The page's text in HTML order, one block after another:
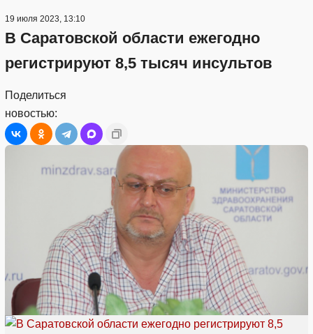
19 июля 2023, 13:10
В Саратовской области ежегодно
регистрируют 8,5 тысяч инсультов
Поделиться
новостью: